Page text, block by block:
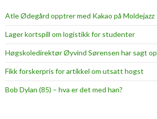
g
i
e
e
r
Atle Ødegård opptrer med Kakao på Moldejazz
Lager kortspill om logistikk for studenter
Høgskoledirektør Øyvind Sørensen har sagt
Fikk forskerpris for artikkel om utsatt hogst
Bob Dylan (85) – hva er det med han?